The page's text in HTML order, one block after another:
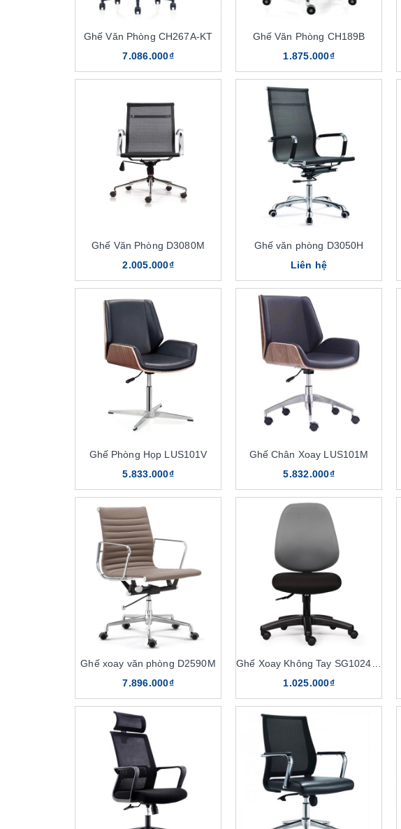
Ghế Văn Phòng CH267A-KT
7.086.000₫
Ghế Văn Phòng CH189B
1.875.000₫
Ghế Văn Phòng D3080M
2.005.000₫
Ghế văn phòng D3050H
Liên hệ
Ghế Phòng Họp LUS101V
5.833.000₫
Ghế Chân Xoay LUS101M
5.832.000₫
Ghế xoay văn phòng D2590M
7.896.000₫
Ghế Xoay Không Tay SG1024KT
1.025.000₫